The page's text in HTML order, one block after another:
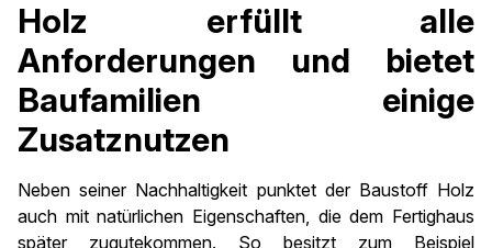
Holz erfüllt alle
Anforderungen und bietet
Baufamilien einige
Zusatznutzen
Neben seiner Nachhaltigkeit punktet der Baustoff Holz
auch mit natürlichen Eigenschaften, die dem Fertighaus
später zugutekommen. So besitzt zum Beispiel